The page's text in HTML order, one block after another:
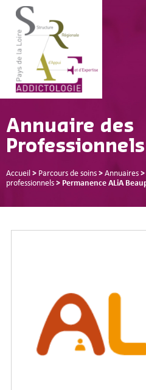
Annuaire des
Professionnels
Accueil > Parcours de soins > Annuaires >
professionnels > Permanence ALiA